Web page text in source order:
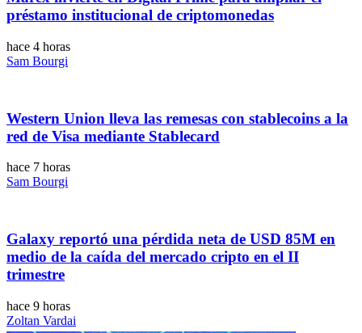
préstamo institucional de criptomonedas
hace 4 horas
Sam Bourgi
Western Union lleva las remesas con stablecoins a la
red de Visa mediante Stablecard
hace 7 horas
Sam Bourgi
Galaxy reportó una pérdida neta de USD 85M en
medio de la caída del mercado cripto en el II
trimestre
hace 9 horas
Zoltan Vardai